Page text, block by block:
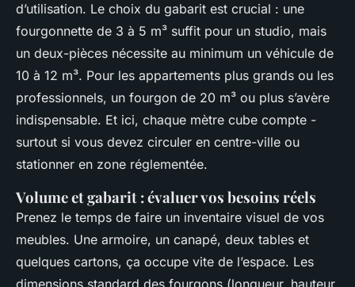
d’utilisation. Le choix du gabarit est crucial : une
fourgonnette de 3 à 5 m³ suffit pour un studio, mais
un deux-pièces nécessite au minimum un véhicule de
10 à 12 m³. Pour les appartements plus grands ou les
professionnels, un fourgon de 20 m³ ou plus s’avère
indispensable. Et ici, chaque mètre cube compte -
surtout si vous devez circuler en centre-ville ou
stationner en zone réglementée.
Volume et gabarit : évaluer vos besoins réels
Prenez le temps de faire un inventaire visuel de vos
meubles. Une armoire, un canapé, deux tables et
quelques cartons, ça occupe vite de l’espace. Les